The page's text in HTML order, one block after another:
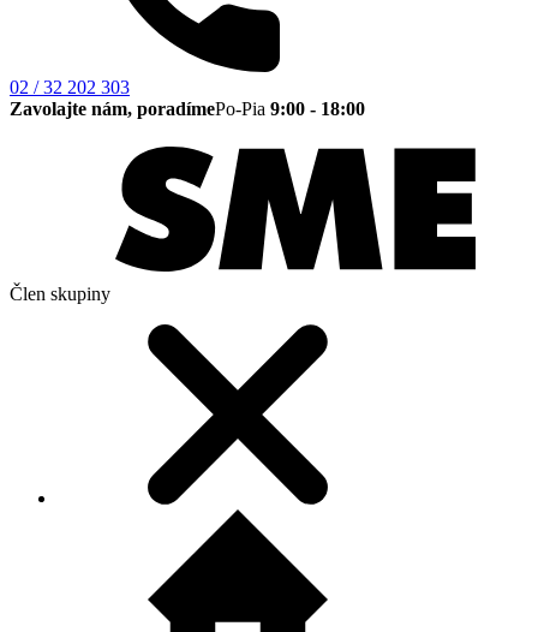
02 / 32 202 303
Zavolajte nám, poradímePo-Pia 9:00 - 18:00
Člen skupiny